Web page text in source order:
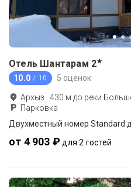
Отель Шантарам 2★
10.0 / 10 5 оценок
Архыз ·430 м до реки
Парковка
Двухместный номер Standard
от 4 903 ₽ для 2 гостей